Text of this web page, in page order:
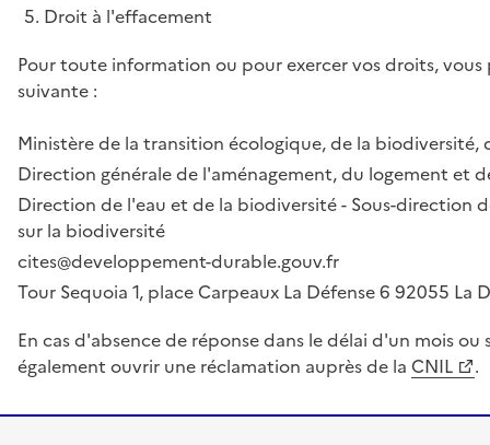
Droit à l'effacement
Pour toute information ou pour exercer vos droits,
suivante :
Ministère de la transition écologique, de la biodiversité,
Direction générale de l'aménagement, du logement et
Direction de l'eau et de la biodiversité - Sous-direction
sur la biodiversité
cites@developpement-durable.gouv.fr
Tour Sequoia 1, place Carpeaux La Défense 6 92055 La
En cas d'absence de réponse dans le délai d'un mois
également ouvrir une réclamation auprès de la CNIL .